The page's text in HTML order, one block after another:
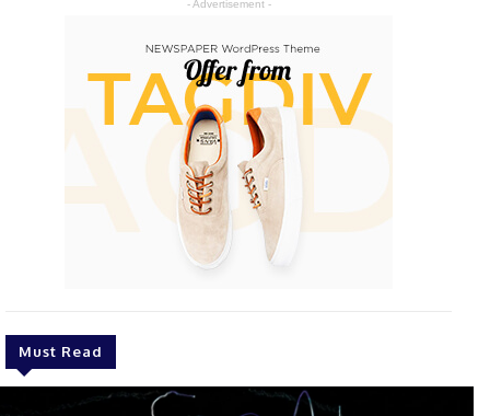
- Advertisement -
Must Read